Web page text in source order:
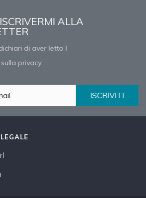
ALLA
di aver letto l
privacy
ISCRIVITI